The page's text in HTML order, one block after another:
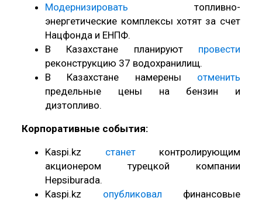
Модернизировать топливно-
энергетические комплексы хотят за счет
Нацфонда и ЕНПФ.
В Казахстане планируют провести
реконструкцию 37 водохранилищ.
В Казахстане намерены отменить
предельные цены на бензин и
дизтопливо.
Корпоративные события:
Kaspi.kz станетконтролирующим
акционером турецкой компании
Hepsiburada.
Kaspi.kz опубликовал финансовые